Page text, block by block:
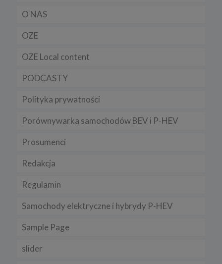
O NAS
OZE
OZE Local content
PODCASTY
Polityka prywatności
Porównywarka samochodów BEV i P-HEV
Prosumenci
Redakcja
Regulamin
Samochody elektryczne i hybrydy P-HEV
Sample Page
slider
Chrome, Firefox, Safari
Pamiętaj, że zmiana ustawienia plików cookies i podobnych
technologii może wpłynąć na sposób funkcjonowania naszego